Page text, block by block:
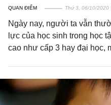
QUAN ĐIỂM Thứ 3, 06/10/2020
Ngày nay, người ta vẫn
lực của học sinh trong học
cao như cấp 3 hay đại học,